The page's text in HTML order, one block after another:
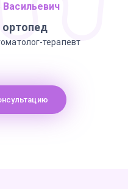
терапевт